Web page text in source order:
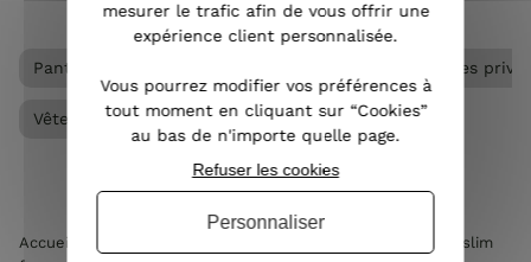
Pantalon femme Ventes
Vêtements femme
Accueil
Pantalon slim
mesurer le trafic afin de vous offrir une
expérience client personnalisée.
Vous pourrez modifier vos préférences à
tout moment en cliquant sur “Cookies”
au bas de n'importe quelle page.
Refuser les cookies
Personnaliser